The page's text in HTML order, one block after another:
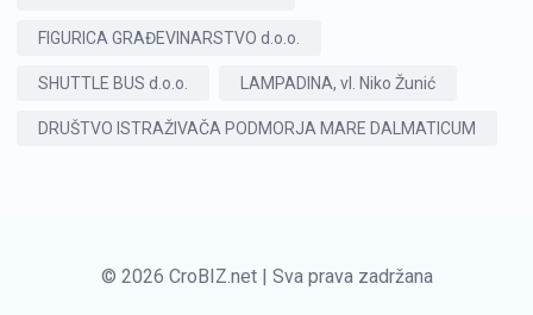
FIGURICA GRAĐEVINARSTVO d.o.o.
SHUTTLE BUS d.o.o. LAMPADINA, vl. Niko Žunić
DRUŠTVO ISTRAŽIVAČA PODMORJA MARE DALMATICUM
© 2026 CroBIZ.net | Sva prava zadržana